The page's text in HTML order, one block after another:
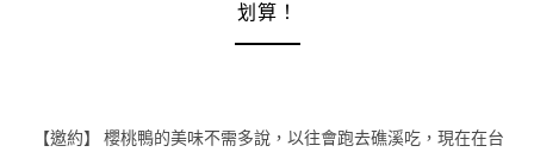
划算！
【邀約】 櫻桃鴨的美味不需多說，以往會跑去礁溪吃，現在在台